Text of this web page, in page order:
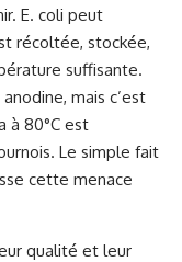
E. coli peut
récoltée, stockée,
suffisante.
mais c’est
à 80°C est
Le simple fait
cette menace
qualité et leur